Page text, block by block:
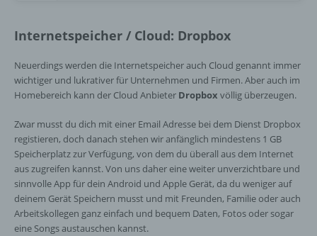
Internetspeicher / Cloud: Dropbox
Neuerdings werden die Internetspeicher auch Cloud genannt immer
wichtiger und lukrativer für Unternehmen und Firmen. Aber auch im
Homebereich kann der Cloud Anbieter Dropbox völlig überzeugen.
Zwar musst du dich mit einer Email Adresse bei dem Dienst Dropbox
registieren, doch danach stehen wir anfänglich mindestens 1 GB
Speicherplatz zur Verfügung, von dem du überall aus dem Internet
aus zugreifen kannst. Von uns daher eine weiter unverzichtbare und
sinnvolle App für dein Android und Apple Gerät, da du weniger auf
deinem Gerät Speichern musst und mit Freunden, Familie oder auch
Arbeitskollegen ganz einfach und bequem Daten, Fotos oder sogar
eine Songs austauschen kannst.
unmittelbaren Verantwortung des
Auftragsverarbeiters befugt sind, die
personenbezogenen Daten zu verarbeiten.
k) Einwilligung
Einwilligung ist jede von der betroffenen
Person freiwillig für den bestimmten Fall in
informierter Weise und unmissverständlich
abgegebene Willensbekundung in Form
einer Erklärung oder einer sonstigen
eindeutigen bestätigenden Handlung, mit der